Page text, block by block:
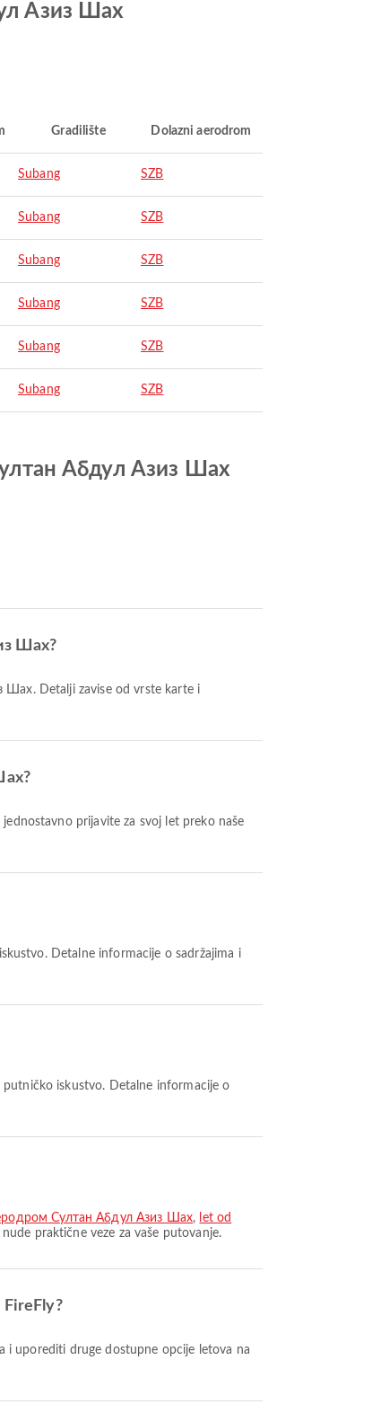
Азиз Шах
Gradilište Dolazni aerodrom
Subang SZB
Subang SZB
Subang SZB
Subang SZB
Subang SZB
Subang SZB
Абдул Азиз Шах
Шах?
Султан Абдул Азиз Шах, let od
praktične veze za vaše putovanje.